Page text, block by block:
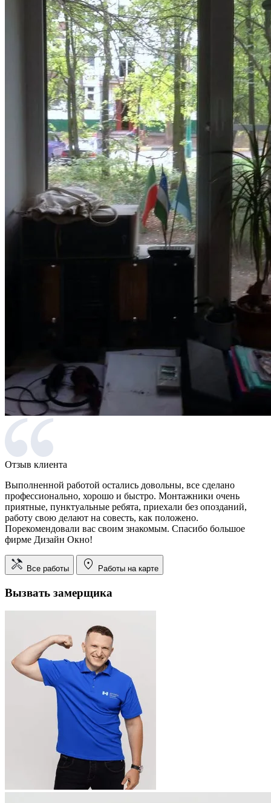
Отзыв клиента
Выполненной работой остались довольны, все сделано
профессионально, хорошо и быстро. Монтажники очень
приятные, пунктуальные ребята, приехали без опозданий,
работу свою делают на совесть, как положено.
Порекомендовали вас своим знакомым. Спасибо большое
фирме Дизайн Окно!
Все работы Работы на карте
Вызвать замерщика